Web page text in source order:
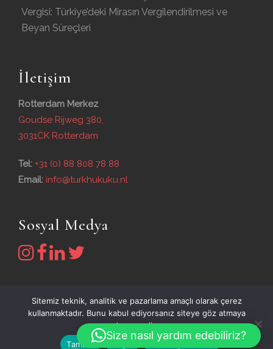
Vergisi: Türkiye’deki Mirasın Vergilendirilmesi ve
Beyan Süreçleri
İletişim
Rotterdam Merkez
Goudse Rijweg 380,
3031CK Rotterdam
Tel: +31 (0) 88 808 78 88
Email: info@turkhukuku.nl
Sosyal Medya
© 2026 - Türk Hukuku Bürosu Her Hakkı Saklıdır.
Size nasıl yardım edebiliriz?
Sitemiz teknik, analitik ve pazarlama amaçlı olarak çerez
kullanmaktadır. Bunu kabul ediyorsanız siteye göz atmaya
devam edin.
Tamam
Gizlilik politikası